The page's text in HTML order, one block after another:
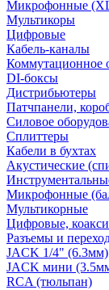
Микрофонные
Мультикоры
Цифровые
Кабель-каналы
Коммутационное
DI-боксы
Дистрибьютеры
Патчпанели,
Силовое
Сплиттеры
Кабели в бухтах
Акустические
Микрофонные
Мультикорные
Цифровые,
Разъемы и
JACK 1/4" (6.3мм)
JACK мини
RCA (тюльпан)